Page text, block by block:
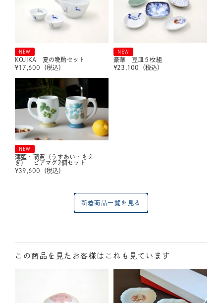
NEW
KOJIKA 夏の晩酌セット
¥17,600 （税込）
NEW
豪華 豆皿５枚組
¥23,100 （税込）
NEW
薄藍・萌黄（うすあい・もえ
ぎ） ビアマグ2個セット
¥39,600 （税込）
新着商品一覧を見る
この商品を見たお客様はこれも見ています